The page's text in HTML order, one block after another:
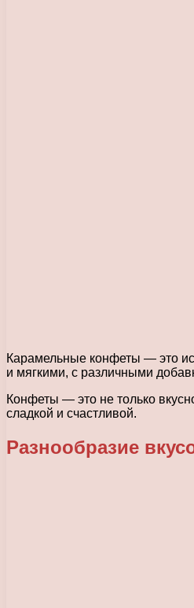
Карамельные конфеты — это
и мягкими, с различными
Конфеты — это не только
сладкой и счастливой.
Разнообразие